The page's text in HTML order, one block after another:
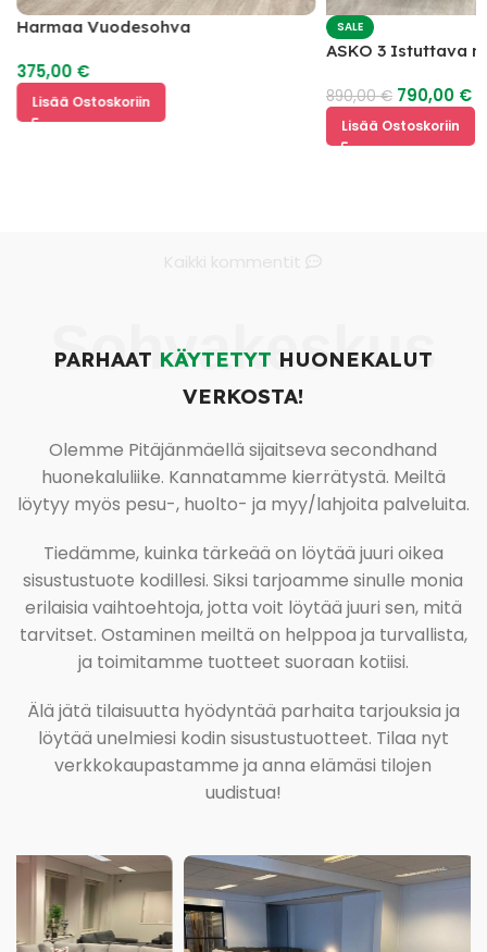
Harmaa Vuodesohva
375,00 €
Lisää Ostoskoriin
SALE
ASKO 3 Istuttava
890,00€ 790,00 €
Lisää Ostoskoriin
Sohvakeskus
PARHAAT KÄYTETYT HUONEKALUT
VERKOSTA!
Olemme Pitäjänmäellä sijaitseva secondhand
huonekaluliike. Kannatamme kierrätystä. Meiltä
löytyy myös pesu-, huolto- ja myy/lahjoita palveluita.
Tiedämme, kuinka tärkeää on löytää juuri oikea
sisustustuote kodillesi. Siksi tarjoamme sinulle monia
erilaisia vaihtoehtoja, jotta voit löytää juuri sen, mitä
tarvitset. Ostaminen meiltä on helppoa ja turvallista,
ja toimitamme tuotteet suoraan kotiisi.
Älä jätä tilaisuutta hyödyntää parhaita tarjouksia ja
löytää unelmiesi kodin sisustustuotteet. Tilaa nyt
verkkokaupastamme ja anna elämäsi tilojen
uudistua!